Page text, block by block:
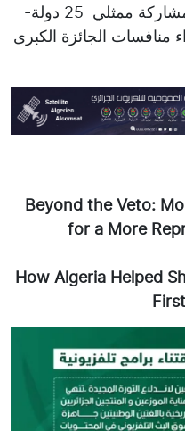
، -الذي من المنتظر ان يعرف مشاركة ممثلي 25 دولة-
ابريل بإجراء منافسات الجائزة الكبرى
Beyond the Veto:
for a More
How Algeria Helped